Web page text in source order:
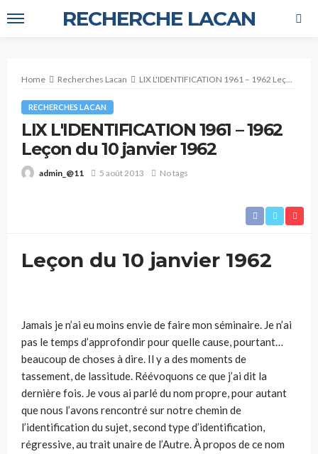
RECHERCHE LACAN
Home Recherches Lacan LIX L'IDENTIFICATION 1961 – 1962 Leçon du 10 janvier 1962
RECHERCHES LACAN
LIX L'IDENTIFICATION 1961 – 1962
Leçon du 10 janvier 1962
admin_@11 5 août 2013 No tags
Leçon du 10 janvier 1962
Jamais je n’ai eu moins envie de faire mon séminaire. Je n’ai
pas le temps d’approfondir pour quelle cause, pourtant…
beaucoup de choses à dire. Il y a des moments de
tassement, de lassitude. Réévoquons ce que j’ai dit la
dernière fois. Je vous ai parlé du nom propre, pour autant
que nous l’avons rencontré sur notre chemin de
l’identification du sujet, second type d’identification,
régressive, au trait unaire de l’Autre. À propos de ce nom